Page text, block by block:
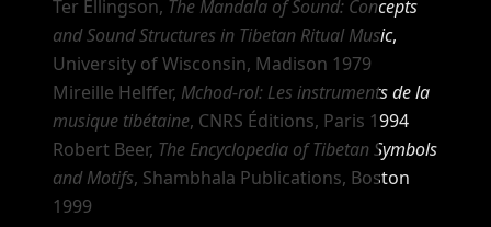
Ter Ellingson, The Mandala of Sound: Concepts
and Sound Structures in Tibetan Ritual Music,
University of Wisconsin, Madison 1979
Mireille Helffer, Mchod-rol: Les instruments de la
musique tibétaine, CNRS Éditions, Paris 1994
Robert Beer, The Encyclopedia of Tibetan Symbols
and Motifs, Shambhala Publications, Boston
1999